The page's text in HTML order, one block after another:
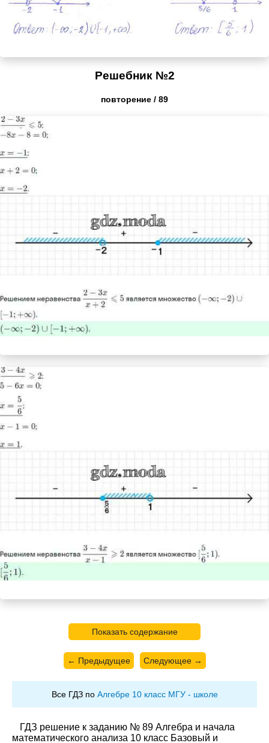
Решебник №2
повторение / 89
Показать содержание
← Предыдущее Следующее →
Все ГДЗ по Алгебре 10 класс МГУ - школе
ГДЗ решение к заданию № 89 Алгебра и начала
математического анализа 10 класс Базовый и